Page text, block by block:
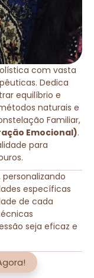
com vasta
Dedica
equilíbrio e
naturais e
Familiar,
Emocional).
para
específicas
de cada
seja eficaz e